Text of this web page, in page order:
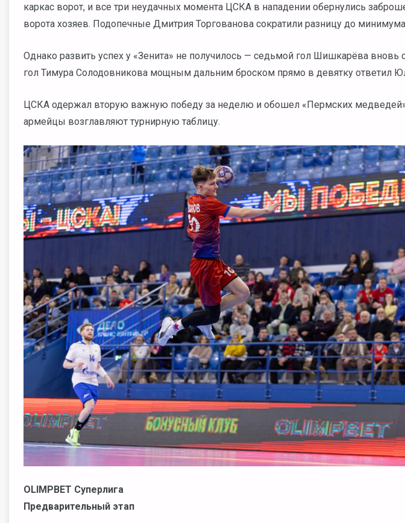
каркас ворот, и все три неудачных момента ЦСКА в нападении обернулись
ворота хозяев. Подопечные Дмитрия Торгованова сократили разницу до
Однако развить успех у «Зенита» не получилось — седьмой гол Шишкарёва вновь
гол Тимура Солодовникова мощным дальним броском прямо в девятку ответил
ЦСКА одержал вторую важную победу за неделю и обошел «Пермских
армейцы возглавляют турнирную таблицу.
OLIMPBET Cуперлига
Предварительный этап